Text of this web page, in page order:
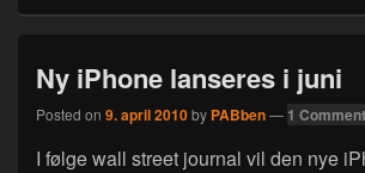
Ny iPhone lanseres i juni
Posted on 9. april 2010by PABben— 1
I følge wall street journal vil den nye